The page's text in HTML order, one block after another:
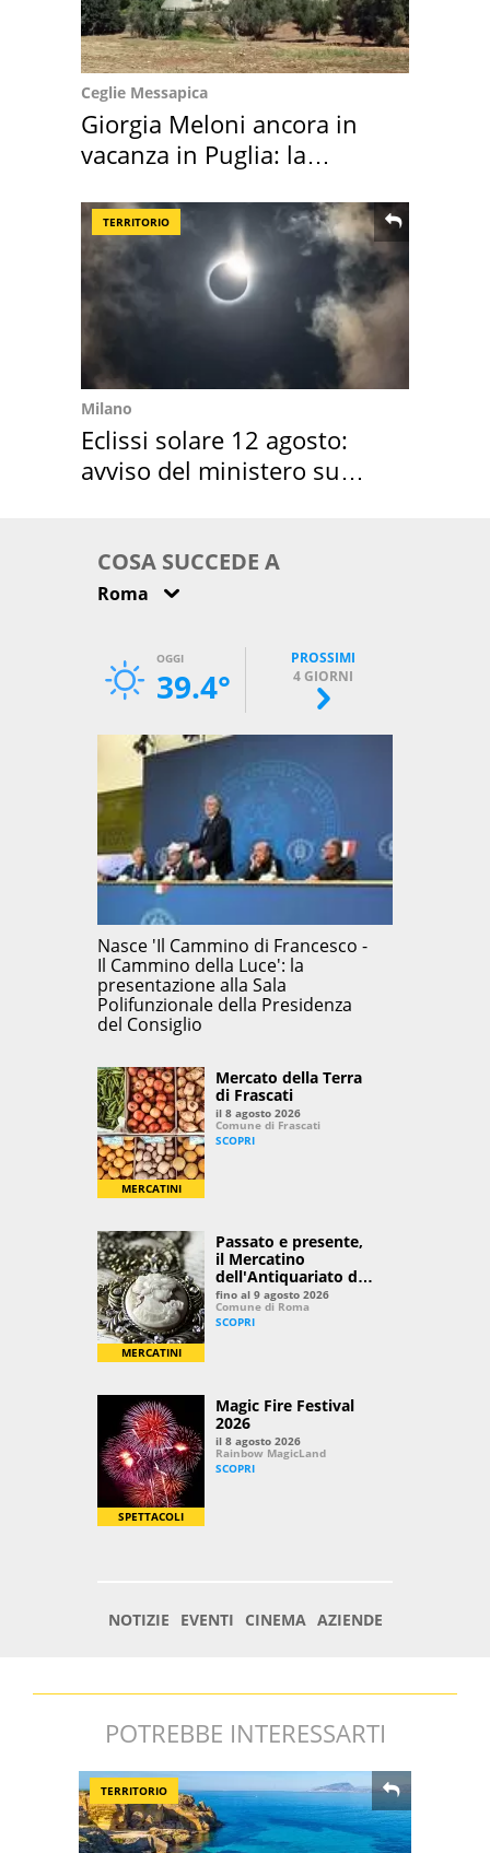
Ceglie Messapica
Giorgia Meloni ancora in
vacanza in Puglia: la
TERRITORIO
Milano
Eclissi solare 12 agosto:
avviso del ministero su
POTREBBE INTERESSARTI
TERRITORIO